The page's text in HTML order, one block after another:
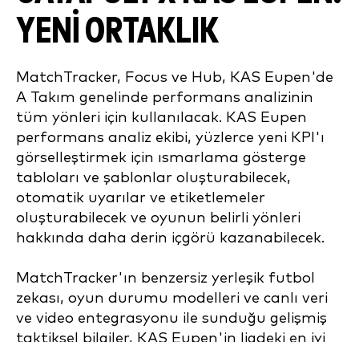
YENI ORTAKLIK
MatchTracker, Focus ve Hub, KAS Eupen'de
A Takım genelinde performans analizinin
tüm yönleri için kullanılacak. KAS Eupen
performans analiz ekibi, yüzlerce yeni KPI'ı
görselleştirmek için ısmarlama gösterge
tabloları ve şablonlar oluşturabilecek,
otomatik uyarılar ve etiketlemeler
oluşturabilecek ve oyunun belirli yönleri
hakkında daha derin içgörü kazanabilecek.
MatchTracker'ın benzersiz yerleşik futbol
zekası, oyun durumu modelleri ve canlı veri
ve video entegrasyonu ile sunduğu gelişmiş
taktiksel bilgiler, KAS Eupen'in ligdeki en iyi